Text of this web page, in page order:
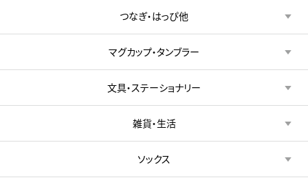
つなぎ・はっぴ他
マグカップ・タンブラー
文具・ステーショナリー
雑貨・生活
ソックス